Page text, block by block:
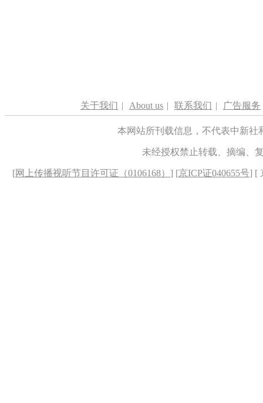
关于我们 | About us | 联系我们 | 广告服务
本网站所刊载信息，不代表中新
未经授权禁止转载、摘编、
[网上传播视听节目许可证（0106168） ] [京ICP证040655号] [